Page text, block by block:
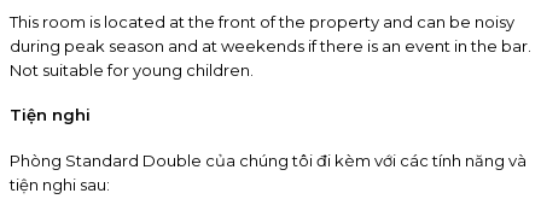
This room is located at the front of the property and can be noisy
during peak season and at weekends if there is an event in the bar.
Not suitable for young children.
Tiện nghi
Phòng Standard Double của chúng tôi đi kèm với các tính năng và
tiện nghi sau: